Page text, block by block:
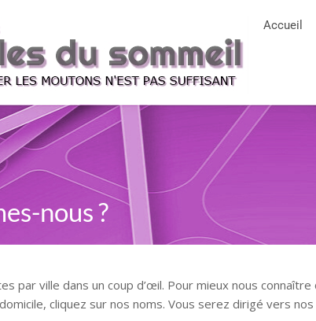
Accueil
nous ?
par ville dans un coup d’œil. Pour mieux nous
cliquez sur nos noms. Vous serez dirigé vers